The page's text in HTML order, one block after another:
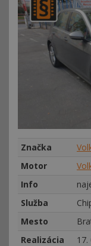
Značka
Motor
Info
Služba
Mesto
Realizácia
17.